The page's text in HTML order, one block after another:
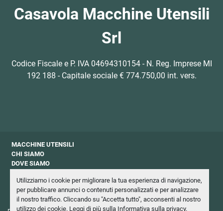
Utilizziamo i cookie per migliorare la tua esperienza di navigazione,
per pubblicare annunci o contenuti personalizzati e per analizzare
il nostro traffico. Cliccando su "Accetta tutto", acconsenti al nostro
utilizzo dei cookie. Leggi di più sulla Informativa sulla privacy.
Casavola Macchine Utensili
Srl
Codice Fiscale e P. IVA 04694310154 - N. Reg. Imprese MI
192 188 - Capitale sociale € 774.750,00 int. vers.
MACCHINE UTENSILI
CHI SIAMO
DOVE SIAMO
PRIVACY
NEWSLETTER